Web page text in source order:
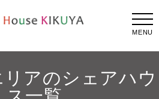
MENU
アのシェアハウ